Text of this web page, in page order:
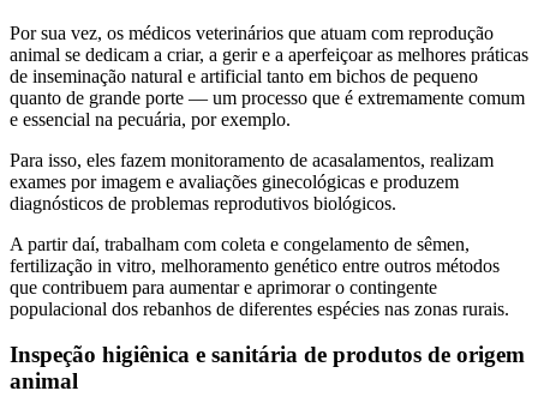
Por sua vez, os médicos veterinários que atuam com reprodução
animal se dedicam a criar, a gerir e a aperfeiçoar as melhores práticas
de inseminação natural e artificial tanto em bichos de pequeno
quanto de grande porte — um processo que é extremamente comum
e essencial na pecuária, por exemplo.
Para isso, eles fazem monitoramento de acasalamentos, realizam
exames por imagem e avaliações ginecológicas e produzem
diagnósticos de problemas reprodutivos biológicos.
A partir daí, trabalham com coleta e congelamento de sêmen,
fertilização in vitro, melhoramento genético entre outros métodos
que contribuem para aumentar e aprimorar o contingente
populacional dos rebanhos de diferentes espécies nas zonas rurais.
Inspeção higiênica e sanitária de produtos de origem
animal